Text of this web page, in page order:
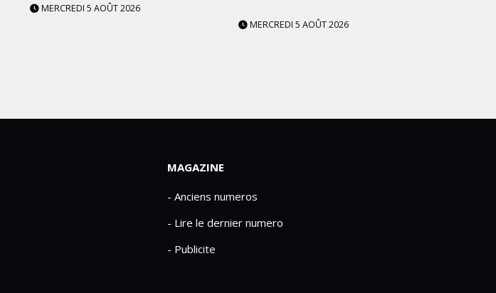
MERCREDI 5 AOÛT 2026
MERCREDI 5 AOÛT 2026
MAGAZINE
- Anciens numeros
- Lire le dernier numero
- Publicite